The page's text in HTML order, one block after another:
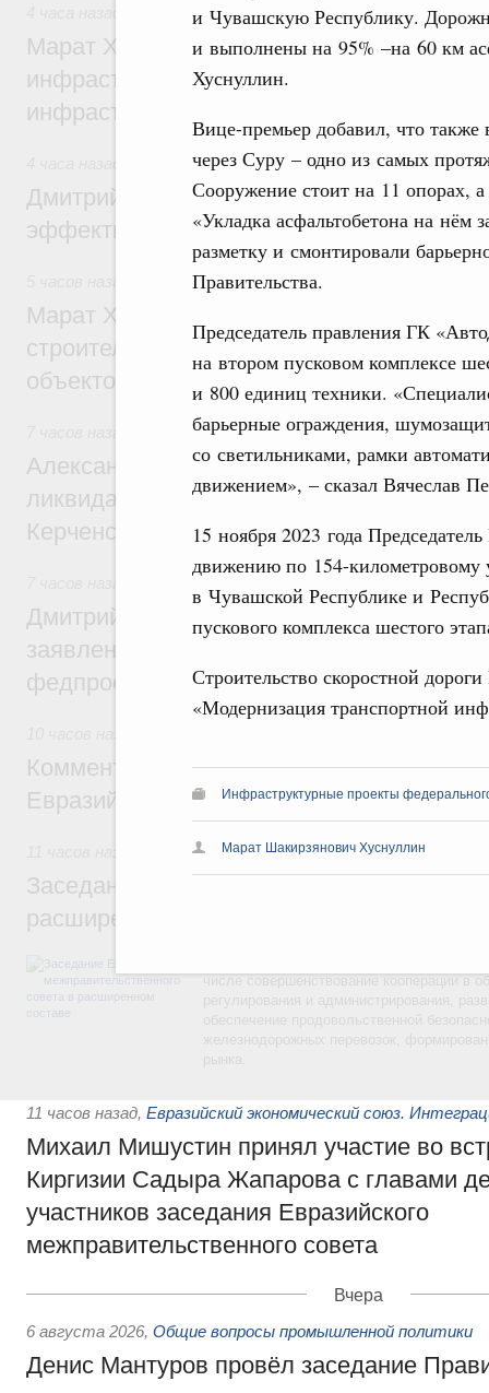
и Чувашскую Республику.
и выполнены на 95% –на 60 км
Хуснуллин.
Вице-премьер добавил, что также
через Суру – одно из самых
Сооружение стоит на 11 опорах,
«Укладка асфальтобетона на нём
разметку и смонтировали
Правительства.
Председатель правления ГК
на втором пусковом комплексе
и 800 единиц техники.
барьерные ограждения,
со светильниками, рамки
движением», – сказал Вячеслав
15 ноября 2023 года
движению по 154-километровому
в Чувашской Республике и
пускового комплекса шестого
Строительство скоростной
«Модернизация транспортной
Инфраструктурные проекты
Марат Шакирзянович Хуснуллин
Бюджеты субъектов Федерации.
Марат Хуснуллин: 15 объектов
инфраструктуры построили и обновили
инфраструктурным кредитам
Развитие сельских территорий
Дмитрий Патрушев: Синхронизация
эффективность поддержки сельских
Экономика городов. Городская среда
Марат Хуснуллин: «Единый заказчик»
строительство и реконструкцию более
объектов
Чрезвычайные ситуации и ликвидация их
Александр Козлов провёл заседание
ликвидации последствий чрезвычайной
Керченском проливе
Среднее профессиональное образование
Дмитрий Чернышенко: Установлен
заявлений от абитуриентов колледжей и
федпроекта «Профессионалитет»
Комментарий Алексея Оверчука по
Евразийского межправительственного
Евразийский экономический союз.
Заседание Евразийского
расширенном составе
числе совершенствование кооперации в
11 часов назад, Евразийский экономический союз.
Михаил Мишустин принял участие во
Киргизии Садыра Жапарова с главами
участников заседания Евразийского
межправительственного совета
Вчера
6 августа 2026, Общие вопросы промышленной политики
Денис Мантуров провёл заседание